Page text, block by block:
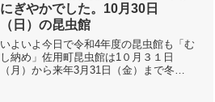
にぎやかでした。10月30日
（日）の昆虫館
いよいよ今日で令和4年度の昆虫館も「む
し納め」佐用町昆虫館は1０月３１日
（月）から来年3月31日（金）まで冬眠